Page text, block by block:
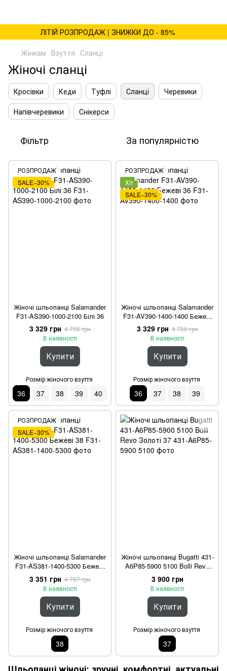
ЛІТІЙ РОЗПРОДАЖ | ЗНИЖКИ ДО - 85%
Жінкам Взуття Сланці
Жіночі сланці
Кросівки Кеди Туфлі Сланці
Черевики
Напівчеревики
Снікерси
Фільтр За популярністю
РОЗПРОДАЖ
SALE−30%
Жіночі шльопанці Salamander
F31-AS390-1000-2100 Білі 36
3 329 грн 4 756 грн
В наявності
Купити
Розмір жіночого взуття
36 37 38 39 40
РОЗПРОДАЖ
Хіт
SALE−30%
Жіночі шльопанці Salamander
F31-AV390-1400-1400 Бежеві
36
3 329 грн 4 756 грн
В наявності
Купити
Розмір жіночого взуття
36 37 38 39
РОЗПРОДАЖ
SALE−30%
Жіночі шльопанці Salamander
F31-AS381-1400-5300 Бежеві
3 351 грн 4 787 грн
В наявності
Купити
Розмір жіночого взуття
38
Жіночі шльопанці Bugatti 431-
A6P85-5900 5100 Bolli Revo
Золоті 37
3 900 грн
В наявності
Купити
Розмір жіночого взуття
37